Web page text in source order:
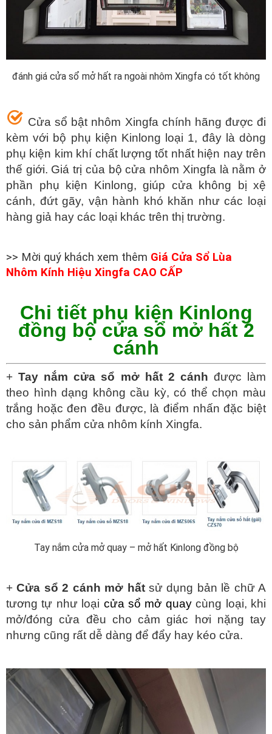
đánh giá cửa sổ mở hất ra ngoài nhôm Xingfa có tốt không
Cửa sổ bật nhôm Xingfa chính hãng được đi
kèm với bộ phụ kiện Kinlong loại 1, đây là dòng
phụ kiện kim khí chất lượng tốt nhất hiện nay trên
thế giới. Giá trị của bộ cửa nhôm Xingfa là nằm ở
phần phụ kiện Kinlong, giúp cửa không bị xệ
cánh, đứt gãy, vận hành khó khăn như các loại
hàng giả hay các loại khác trên thị trường.
>> Mời quý khách xem thêm Giá Cửa Sổ Lùa
Nhôm Kính Hiệu Xingfa CAO CẤP
Chi tiết phụ kiện Kinlong
đồng bộ cửa sổ mở hất 2
cánh
+Tay nắm cửa sổ mở hất 2 cánh được làm
theo hình dạng không cầu kỳ, có thể chọn màu
trắng hoặc đen đều được, là điểm nhấn đặc biệt
cho sản phẩm cửa nhôm kính Xingfa.
Tay nắm cửa mở quay – mở hất Kinlong đồng bộ
+Cửa sổ 2 cánh mở hấtsử dụng bản lề chữ A
tương tự như loại cửa sổ mở quaycùng loại, khi
mở/đóng cửa đều cho cảm giác hơi nặng tay
nhưng cũng rất dễ dàng để đẩy hay kéo cửa.